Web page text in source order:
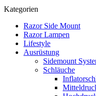
Kategorien
Razor Side Mount
Razor Lampen
Lifestyle
Ausrüstung
Sidemount
Schläuche